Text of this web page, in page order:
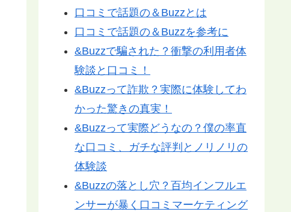
口コミで話題の＆Buzzとは
口コミで話題の＆Buzzを参考に
&Buzzで騙された？衝撃の利用者体
験談と口コミ！
&Buzzって詐欺？実際に体験してわ
かった驚きの真実！
&Buzzって実際どうなの？僕の率直
な口コミ、ガチな評判とノリノリの
体験談
&Buzzの落とし穴？百均インフルエ
ンサーが暴く口コミマーケティング